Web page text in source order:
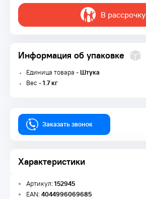
В рассрочку
Информация об упаковке
Единица товара -Штука
Вес -1.7 кг
Заказать звонок
Характеристики
Артикул:152945
EAN:4044996069685